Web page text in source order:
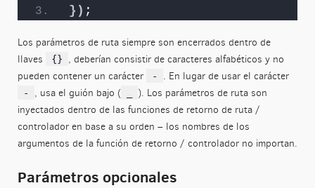
}) ;
Los parámetros de ruta siempre son encerrados dentro de
llaves
{}
, deberían consistir de caracteres alfabéticos y no
pueden contener un carácter
- . En lugar de usar el carácter
- , usa el guión bajo (
). Los parámetros de ruta son
inyectados dentro de las funciones de retorno de ruta /
controlador en base a su orden – los nombres de los
argumentos de la función de retorno / controlador no importan.
Parámetros opcionales